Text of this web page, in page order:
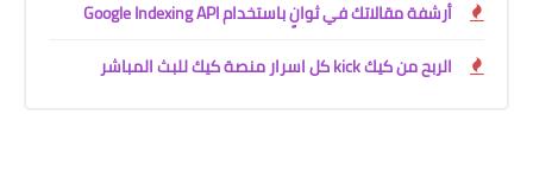
أرشفة مقالاتك في ثوانٍ باستخدام Google Indexing API
الربح من كيك kick كل اسرار منصة كيك للبث المباشر